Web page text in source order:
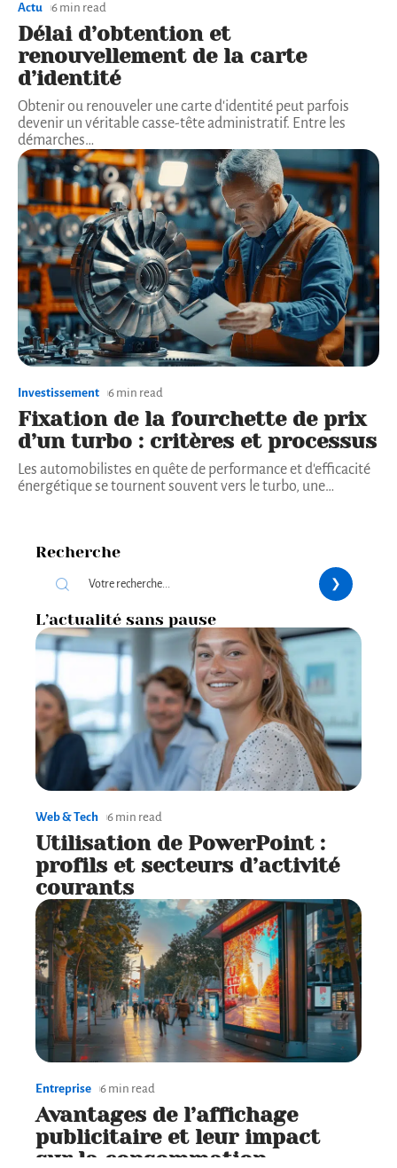
Actu 6 min read
Délai d’obtention et
renouvellement de la carte
d’identité
Obtenir ou renouveler une carte d'identité peut parfois
devenir un véritable casse-tête administratif. Entre les
démarches…
Investissement 6 min read
Fixation de la fourchette de prix
d’un turbo : critères et processus
Les automobilistes en quête de performance et d'efficacité
énergétique se tournent souvent vers le turbo, une…
Recherche
L’actualité sans pause
Web & Tech 6 min read
Utilisation de PowerPoint :
profils et secteurs d’activité
courants
Entreprise 6 min read
Avantages de l’affichage
publicitaire et leur impact
sur la consommation